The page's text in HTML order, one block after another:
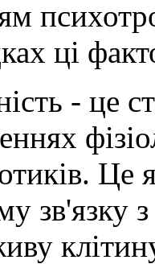
ці
- це
Це
зв'язку